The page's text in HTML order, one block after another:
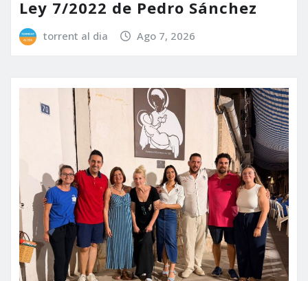
Ley 7/2022 de Pedro Sánchez
torrent al dia Ago 7, 2026